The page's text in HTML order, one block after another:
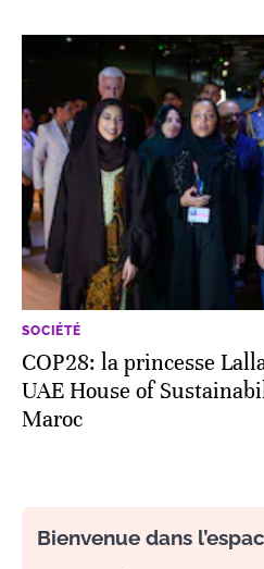
SOCIÉTÉ
COP28: la princesse
UAE House of
Maroc
Bienvenue dans